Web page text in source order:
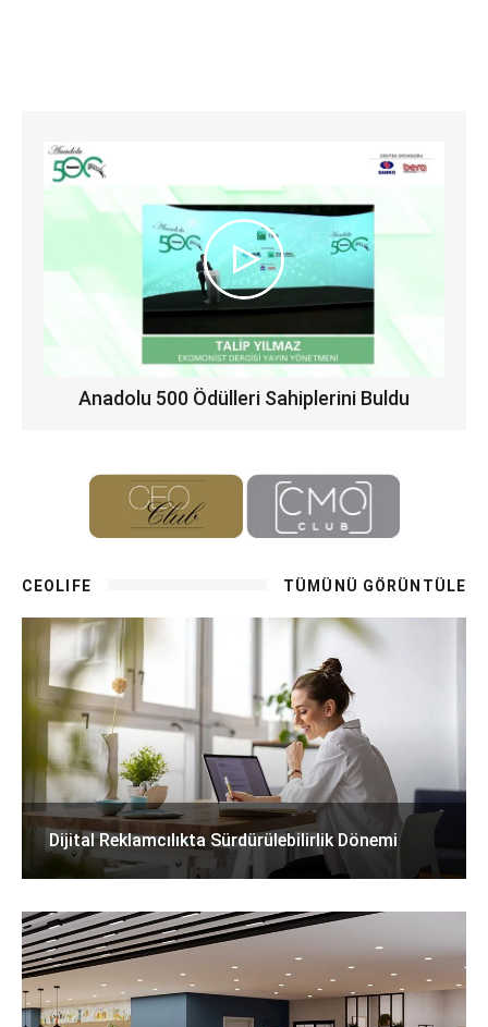
Anadolu 500 Ödülleri Sahiplerini Buldu
CEOLIFE TÜMÜNÜ GÖRÜNTÜLE
Dijital Reklamcılıkta Sürdürülebilirlik Dönemi